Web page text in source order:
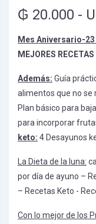
₲ 20.000 -
Mes Aniversario-
MEJORES
Además: Guía
alimentos que no se
Plan básico para
para incorporar
keto: 4 Desayunos
La Dieta de la luna:
por día de ayuno –
– Recetas Keto -
Con lo mejor de los